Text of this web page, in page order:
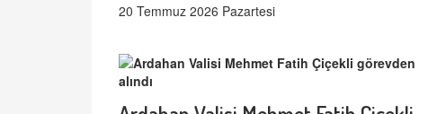
20 Temmuz 2026 Pazartesi